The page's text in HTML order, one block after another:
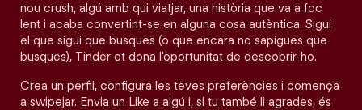
nou crush, algú amb qui viatjar, una història que va a foc
lent i acaba convertint-se en alguna cosa autèntica. Sigui
el que sigui que busques (o que encara no sàpigues que
busques), Tinder et dona l'oportunitat de descobrir-ho.
Crea un perfil, configura les teves preferències i comença
a swipejar. Envia un Like a algú i, si tu també li agrades, és